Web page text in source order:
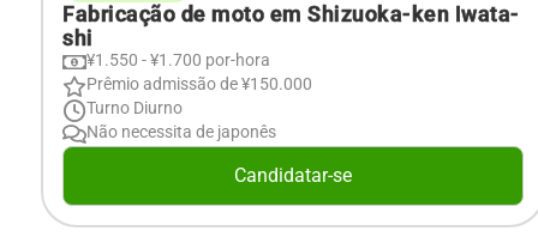
Fabricação de moto em Shizuoka-ken Iwata-
shi
¥1.550 - ¥1.700 por-hora
Prêmio admissão de ¥150.000
Turno Diurno
Não necessita de japonês
Candidatar-se